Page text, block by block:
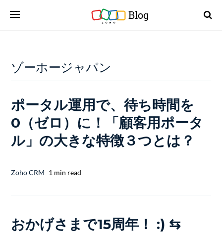
Blog
ゾーホージャパン
ポータル運用で、待ち時間を
0（ゼロ）に！「顧客用ポータ
ル」の大きな特徴３つとは？
Zoho CRM 1 min read
おかげさまで15周年！ :) ⇆